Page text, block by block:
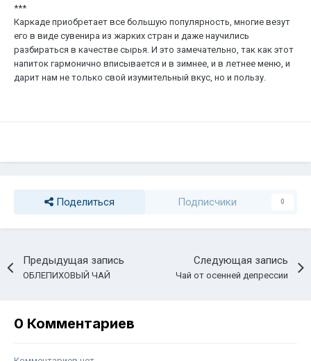
***
Каркаде приобретает все большую популярность, многие везут
его в виде сувенира из жарких стран и даже научились
разбираться в качестве сырья. И это замечательно, так как этот
напиток гармонично вписывается и в зимнее, и в летнее меню, и
дарит нам не только свой изумительный вкус, но и пользу.
Поделиться Подписчики 0
Предыдущая запись
ОБЛЕПИХОВЫЙ ЧАЙ
Следующая запись
Чай от осенней депрессии
0 Комментариев